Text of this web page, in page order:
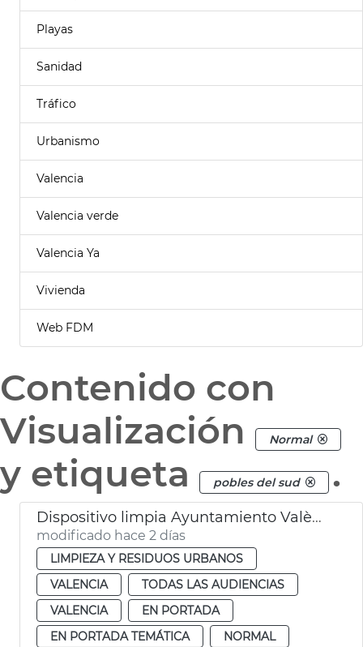
Playas
Sanidad
Tráfico
Urbanismo
Valencia
Valencia verde
Valencia Ya
Vivienda
Web FDM
Contenido con
Visualización
Normal
y etiqueta pobles del sud .
Dispositivo limpia Ayuntamiento València eclipse solar
modificado hace 2 días
LIMPIEZA Y RESIDUOS URBANOS
VALENCIA
TODAS LAS AUDIENCIAS
VALENCIA
EN PORTADA
EN PORTADA TEMÁTICA
NORMAL